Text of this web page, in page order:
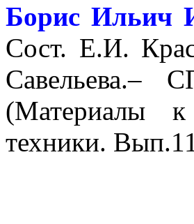
Борис Ильич
Сост. Е.И.
Савельева.–
(Материалы
техники.